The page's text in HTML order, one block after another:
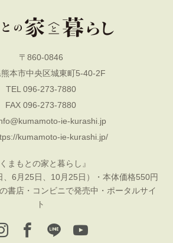
〒860-0846
本市中央区城東町5-40-2F
TEL 096-273-7880
FAX 096-273-7880
ie-kurashi.jp
kumamoto-ie-kurashi.jp/
くまもとの家と暮らし』
、6月25日、10月25日）・本体価格550円
書店・コンビニで発売中・ポータルサイ
ト